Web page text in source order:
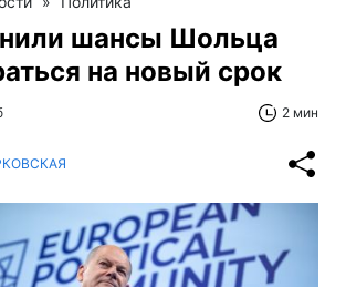
шансы Шольца
на новый срок
2 мин